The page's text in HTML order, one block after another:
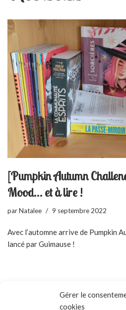
Gérer le
cookies
[Pumpkin Autumn
Mood… et à lire !
parNatalee 9 septembre 2022
Avec l’automne arrive de Pumpkin
lancé par Guimause !